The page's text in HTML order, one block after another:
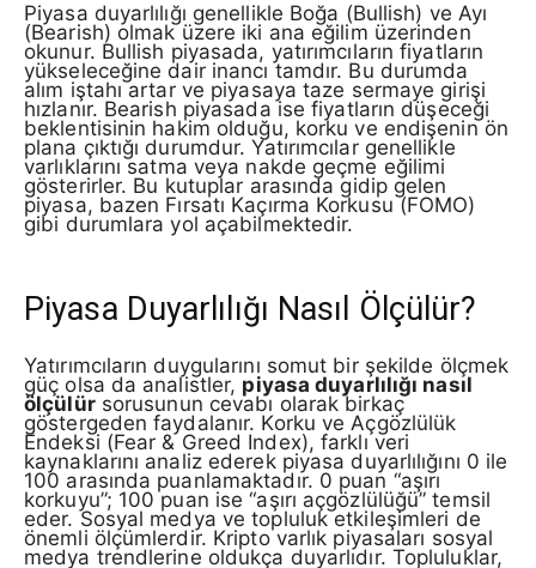
Piyasa duyarlılığı genellikle Boğa (Bullish) ve Ayı
(Bearish) olmak üzere iki ana eğilim üzerinden
okunur. Bullish piyasada, yatırımcıların fiyatların
yükseleceğine dair inancı tamdır. Bu durumda
alım iştahı artar ve piyasaya taze sermaye girişi
hızlanır. Bearish piyasada ise fiyatların düşeceği
beklentisinin hakim olduğu, korku ve endişenin ön
plana çıktığı durumdur. Yatırımcılar genellikle
varlıklarını satma veya nakde geçme eğilimi
gösterirler. Bu kutuplar arasında gidip gelen
piyasa, bazen Fırsatı Kaçırma Korkusu (FOMO)
gibi durumlara yol açabilmektedir.
Piyasa Duyarlılığı Nasıl Ölçülür?
Yatırımcıların duygularını somut bir şekilde ölçmek
güç olsa da analistler, piyasa duyarlılığı nasıl
ölçülürsorusunun cevabı olarak birkaç
göstergeden faydalanır. Korku ve Açgözlülük
Endeksi (Fear & Greed Index), farklı veri
kaynaklarını analiz ederek piyasa duyarlılığını 0 ile
100 arasında puanlamaktadır. 0 puan “aşırı
korkuyu”; 100 puan ise “aşırı açgözlülüğü” temsil
eder. Sosyal medya ve topluluk etkileşimleri de
önemli ölçümlerdir. Kripto varlık piyasaları sosyal
medya trendlerine oldukça duyarlıdır. Topluluklar,